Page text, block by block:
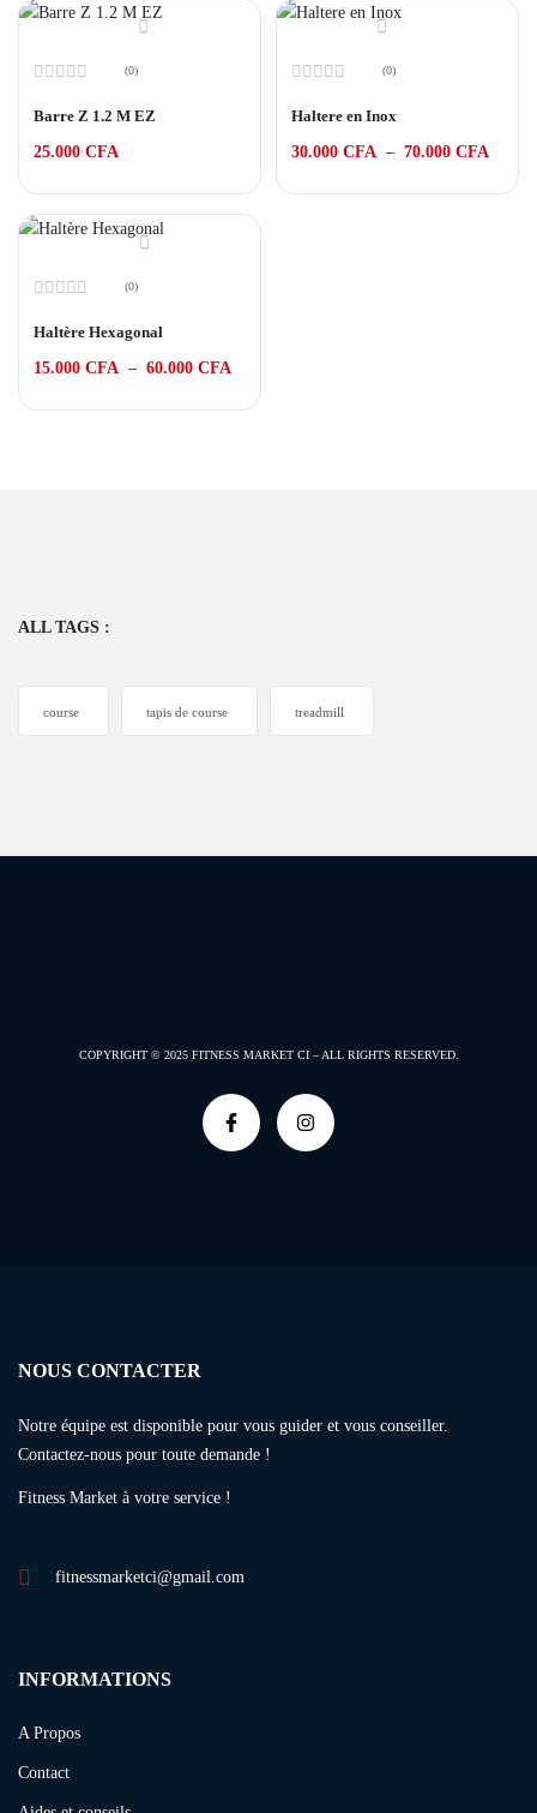
0
5
(0)
Barre Z 1.2 M EZ
25.000 CFA
0
5
(0)
Haltere en Inox
30.000 CFA – 70.000 CFA
0
5
(0)
Haltère Hexagonal
15.000 CFA – 60.000 CFA
ALL TAGS :
course tapis de course treadmill
NOUS CONTACTER
Notre équipe est disponible pour vous guider et vous conseiller.
Contactez-nous pour toute demande !
Fitness Market à votre service !
fitnessmarketci@gmail.com
COPYRIGHT © 2025 FITNESS MARKET CI – ALL RIGHTS RESERVED.
INFORMATIONS
A Propos
Contact